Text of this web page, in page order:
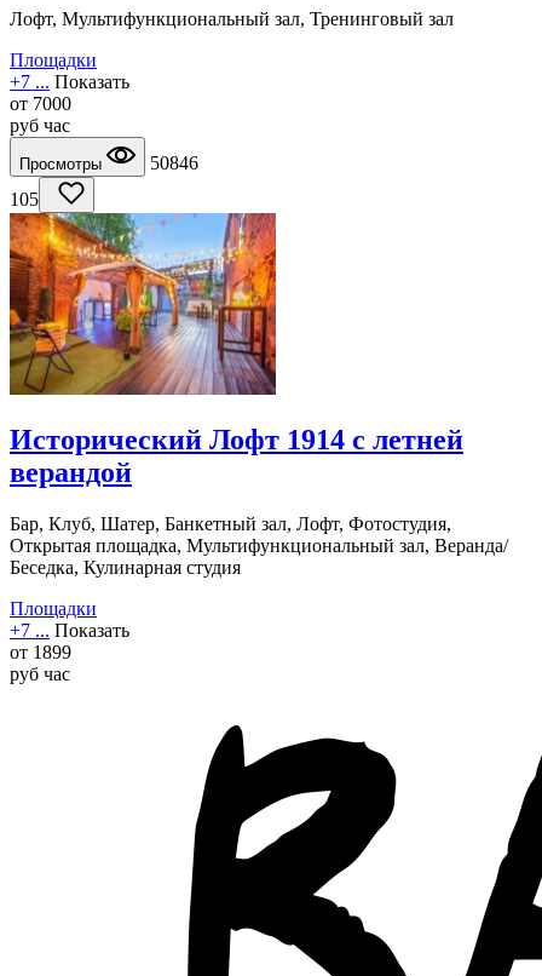
Лофт, Мультифункциональный зал, Тренинговый зал
Площадки
+7 ... Показать
от 7000
руб час
Просмотры
50846
105
Исторический Лофт 1914 с летней
верандой
Бар, Клуб, Шатер, Банкетный зал, Лофт, Фотостудия,
Открытая площадка, Мультифункциональный зал, Веранда/
Беседка, Кулинарная студия
Площадки
+7 ... Показать
от 1899
руб час